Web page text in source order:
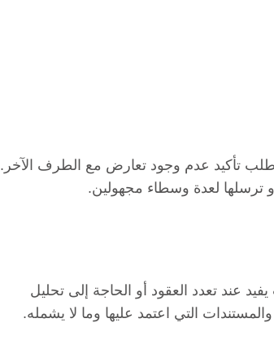
تأكيد عدم وجود تعارض مع الطرف الآخر.
ترسلها لعدة وسطاء مجهولين.
عند تعدد العقود أو الحاجة إلى تحليل
التي اعتمد عليها وما لا يشمله.